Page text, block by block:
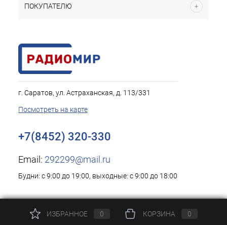
ПОКУПАТЕЛЮ
г. Саратов, ул. Астраханская, д. 113/331
Посмотреть на карте
+7(8452) 320-330
Email: 292299@mail.ru
Будни: с 9:00 до 19:00, выходные: с 9:00 до 18:00
ИЗБРАННОЕ 0 КОРЗИНА 0